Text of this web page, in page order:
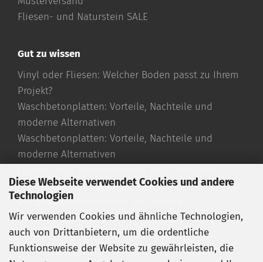
Diese Webseite verwendet Cookies und andere
Technologien
Wir verwenden Cookies und ähnliche Technologien,
auch von Drittanbietern, um die ordentliche
Funktionsweise der Website zu gewährleisten, die
Fliesen- und Naturstein SALE
Gut zu wissen
Vinyl oder Fliesen: Welcher Boden passt zu Ihrem
Projekt?
Waschbetonplatten: Vorteile, Nachteile und
moderne Alternativen
Waschbetonplatten: Vorteile, Nachteile und
moderne Alternativen
hochwertig und langlebig
Der perfekte Bodenbelag für stilvolle
Außenbereiche
Travertin Fliesen richtig verlegen
Travertin reinigen und pflegen